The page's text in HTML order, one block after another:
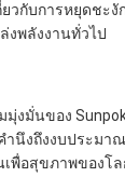
วกับการหยุดชะงั
งพลังงานทั่วไป
งมั่นของ
นึงถึงงบประมา
พื่อสุขภาพของโล